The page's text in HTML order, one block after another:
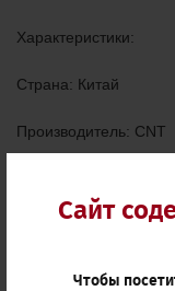
Сайт
Чтобы
Характеристики:
Страна: Китай
Производитель: CNT
Длина: 5,5(в рабочем
Длина: 14,5(общая)